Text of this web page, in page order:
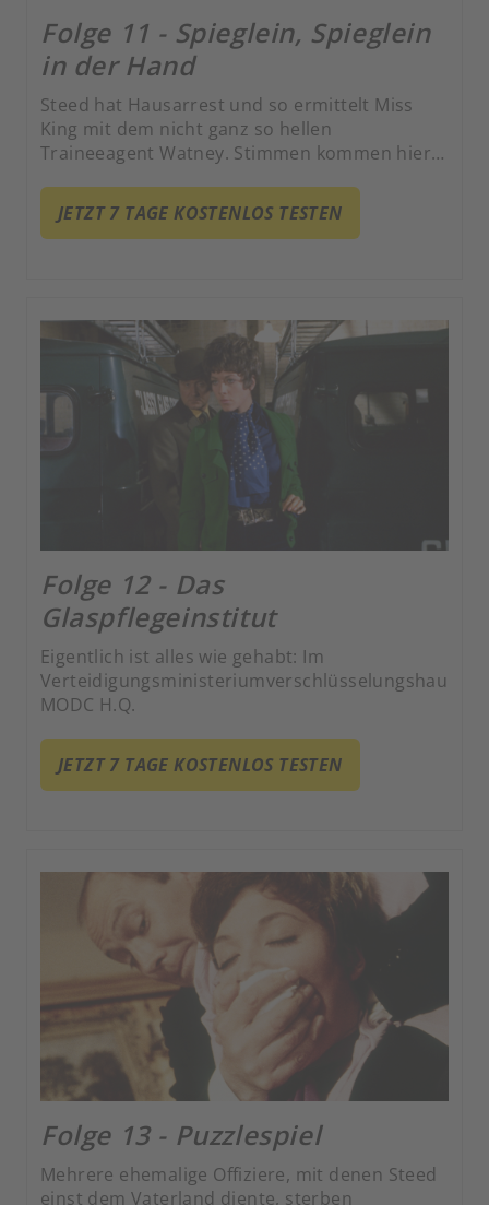
Folge 11 - Spieglein, Spieglein
in der Hand
Steed hat Hausarrest und so ermittelt Miss
King mit dem nicht ganz so hellen
Traineeagent Watney. Stimmen kommen hier
JETZT 7 TAGE KOSTENLOS TESTEN
Folge 12 - Das
Glaspflegeinstitut
Eigentlich ist alles wie gehabt: Im
MODC H.Q.
JETZT 7 TAGE KOSTENLOS TESTEN
Folge 13 - Puzzlespiel
Mehrere ehemalige Offiziere, mit denen Steed
einst dem Vaterland diente, sterben